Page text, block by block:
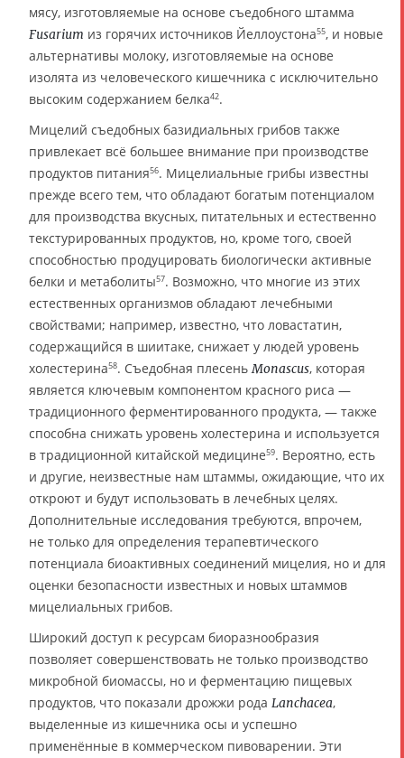
мясу, изготовляемые на основе съедобного штамма
Fusarium из горячих источников Йеллоустона55, и новые
альтернативы молоку, изготовляемые на основе
изолята из человеческого кишечника с исключительно
высоким содержанием белка42.
Мицелий съедобных базидиальных грибов также
привлекает всё большее внимание при производстве
продуктов питания56. Мицелиальные грибы известны
прежде всего тем, что обладают богатым потенциалом
для производства вкусных, питательных и естественно
текстурированных продуктов, но, кроме того, своей
способностью продуцировать биологически активные
белки и метаболиты57. Возможно, что многие из этих
естественных организмов обладают лечебными
свойствами; например, известно, что ловастатин,
содержащийся в шиитаке, снижает у людей уровень
холестерина58. Съедобная плесеньMonascus, которая
является ключевым компонентом красного риса —
традиционного ферментированного продукта, — также
способна снижать уровень холестерина и используется
в традиционной китайской медицине59. Вероятно, есть
и другие, неизвестные нам штаммы, ожидающие, что их
откроют и будут использовать в лечебных целях.
Дополнительные исследования требуются, впрочем,
не только для определения терапевтического
потенциала биоактивных соединений мицелия, но и для
оценки безопасности известных и новых штаммов
мицелиальных грибов.
Широкий доступ к ресурсам биоразнообразия
позволяет совершенствовать не только производство
микробной биомассы, но и ферментацию пищевых
продуктов, что показали дрожжи рода Lanchacea,
выделенные из кишечника осы и успешно
применённые в коммерческом пивоварении. Эти